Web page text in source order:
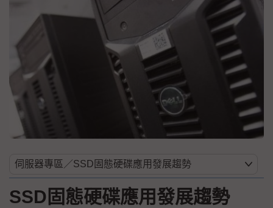
SSD固態硬碟應用發展趨勢